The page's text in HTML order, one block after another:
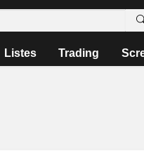
Listes Trading